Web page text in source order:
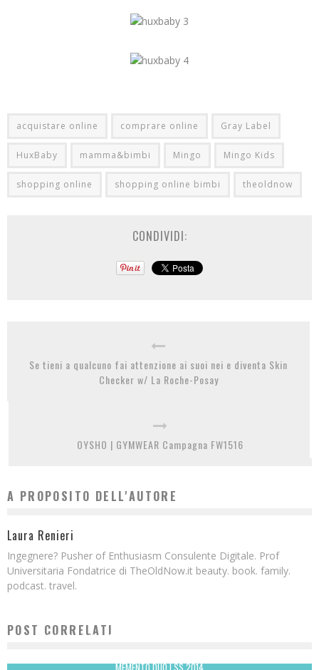
acquistare online comprare online Gray Label
HuxBaby mamma&bimbi Mingo Mingo Kids
shopping online shopping online bimbi theoldnow
CONDIVIDI:
Se tieni a qualcuno fai attenzione ai suoi nei e diventa Skin
Checker w/ La Roche-Posay
OYSHO | GYMWEAR Campagna FW1516
A PROPOSITO DELL'AUTORE
Laura Renieri
Ingegnere? Pusher of Enthusiasm Consulente Digitale. Prof
Universitaria Fondatrice di TheOldNow.it beauty. book. family.
podcast. travel.
POST CORRELATI
VOGLIO UNA GUIDA SPERICOLATA: SUCCESSI ED IMPRESE DI KEN BLOCK
MEMENTO DUO | SS 2014